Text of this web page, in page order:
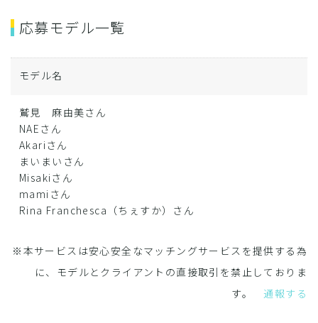
応募モデル一覧
モデル名
鷲見 麻由美さん
NAEさん
Akariさん
まいまいさん
Misakiさん
mamiさん
Rina Franchesca（ちぇすか）さん
※本サービスは安心安全なマッチングサービスを提供する為
に、モデルとクライアントの直接取引を禁止しておりま
す。通報する